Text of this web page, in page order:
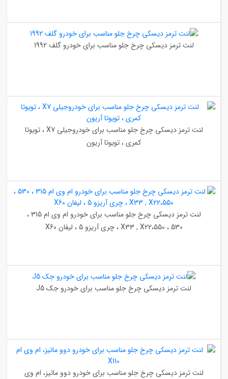
لنت ترمز دیسکی چرخ جلو مناسب برای خودرو گلف 1992
لنت ترمز دیسکی چرخ جلو مناسب برای خودروجیلی X7 ، تویوتا
کمری ، تویوتا آریون
لنت ترمز دیسکی چرخ جلو مناسب برای خودرو ام وی ام 315 ،
530 ، 550،X33 , X22 ، چری آریزو 5 ، لیفان X60
لنت ترمز دیسکی چرخ جلو مناسب برای خودرو جک J5
لنت ترمز دیسکی چرخ جلو مناسب برای خودرو دوو ماتیز، ام وی